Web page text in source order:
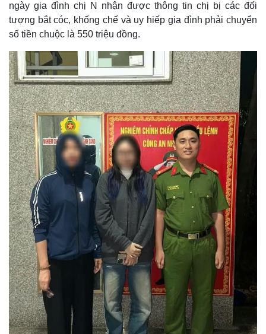
ngày gia đình chị N nhận được thông tin chị bị các đối
tượng bắt cóc, khống chế và uy hiếp gia đình phải chuyển
số tiền chuộc là 550 triệu đồng.